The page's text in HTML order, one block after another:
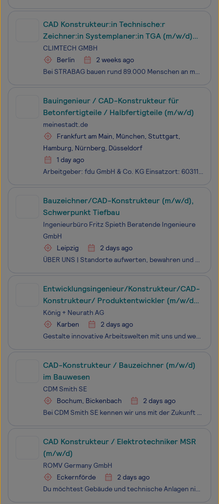
CAD Konstrukteur:in Technische:r
Zeichner:in Systemplaner:in TGA (m/w/d)
HLSK
CLIMTECH GMBH
Berlin
2 weeks ago
Bei STRABAG bauen rund 89.000 Menschen an mehr als 2.400 Standorten weltweit am Fortschritt. Einzigartigkeit und individuelle Stärken kennzeichnen dabei nicht nur unsere Projekte, sondern auch jede:n Einzelne:n von uns. Ob im Hoch- und Ingenieurbau, Straßen- und Tiefbau, Brücken- und Tunnelbau, in d
Bauingenieur / CAD-Konstrukteur für
Betonfertigteile / Halbfertigteile (m/w/d)
meinestadt.de
Frankfurt am Main, München, Stuttgart,
Hamburg, Nürnberg, Düsseldorf
1 day ago
Arbeitgeber: fdu GmbH & Co. KG Einsatzort: 60311 Frankfurt am Main, München, Stuttgart, Hamburg, Nürnberg, Düsseldorf Die fdu GmbH & Co. KG ist Deutschlands größter Anbieter von Elementdecken und Elementwänden aus Beton. Ergänzend umfasst unser Leistungsspektrum die Produktion von Betonfert
Bauzeichner/CAD-Konstrukteur (m/w/d),
Schwerpunkt Tiefbau
Ingenieurbüro Fritz Spieth Beratende Ingenieure
GmbH
Leipzig
2 days ago
ÜBER UNS | Standorte aufwerten, bewahren und neue schaffen.Immer wenn es um multifunktionale und intelligente Infrastruktur für Siedlungsflächen, Verkehr, Wasserwirtschaft oder Energie- und Telekommunikationsversorgung geht, erbringen wir als ein bundesweit tätiges Ingenieurbüro mit über 125 Mitarbe
Entwicklungsingenieur/Konstrukteur/CAD-
Konstrukteur/ Produktentwickler (m/w/d)
für Büromöbel mit Schwerpunkt
Motortische
König + Neurath AG
Karben
2 days ago
Gestalte innovative Arbeitswelten mit uns und werde Teil unserer WIR-Kultur! Die König + Neurath AG ist führender Hersteller von Büromobiliar und Raumsystemen für hochwertige Arbeitsumgebungen. Seit 1925 produziert unser Familienunternehmen Möbel mit höchstem Qualitätsanspruch – ausschließlich made
CAD-Konstrukteur / Bauzeichner (m/w/d)
im Bauwesen
CDM Smith SE
Bochum, Bickenbach
2 days ago
Bei CDM Smith SE kennen wir uns mit der Zukunft aus. Da die Welt vor neuen Umwelt- und Infrastrukturfragen steht, entwickeln wir bahnbrechende Lösungen, um die Landschaft in den Bereichen Wasser, Energie und Transport zu gestalten.Wir nutzen erneuerbare Ressourcen, nachhaltige Verfahren und neuartig
CAD Konstrukteur / Elektrotechniker MSR
(m/w/d)
ROMV Germany GmbH
Eckernförde
2 days ago
Du möchtest Gebäude und technische Anlagen nicht nur planen, sondern aktiv umsetzen?Du hast Freude daran, Verantwortung zu übernehmen und Lösungen eigenständig zu entwickeln?Dann komm zu ROMV! Wir sind ein deutsches Ingenieurunternehmen für Mess- und Regelungstechnik mit über 20 Jahren Erfahrung in